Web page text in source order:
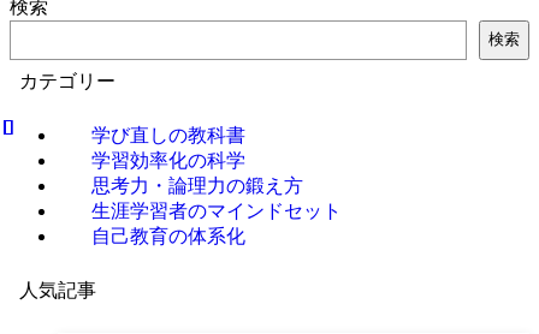
検索
検索
カテゴリー
学び直しの教科書
学習効率化の科学
思考力・論理力の鍛え方
生涯学習者のマインドセット
自己教育の体系化
人気記事